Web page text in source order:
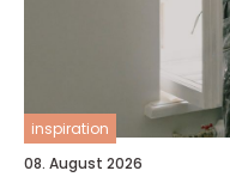
inspiration
08. August 2026